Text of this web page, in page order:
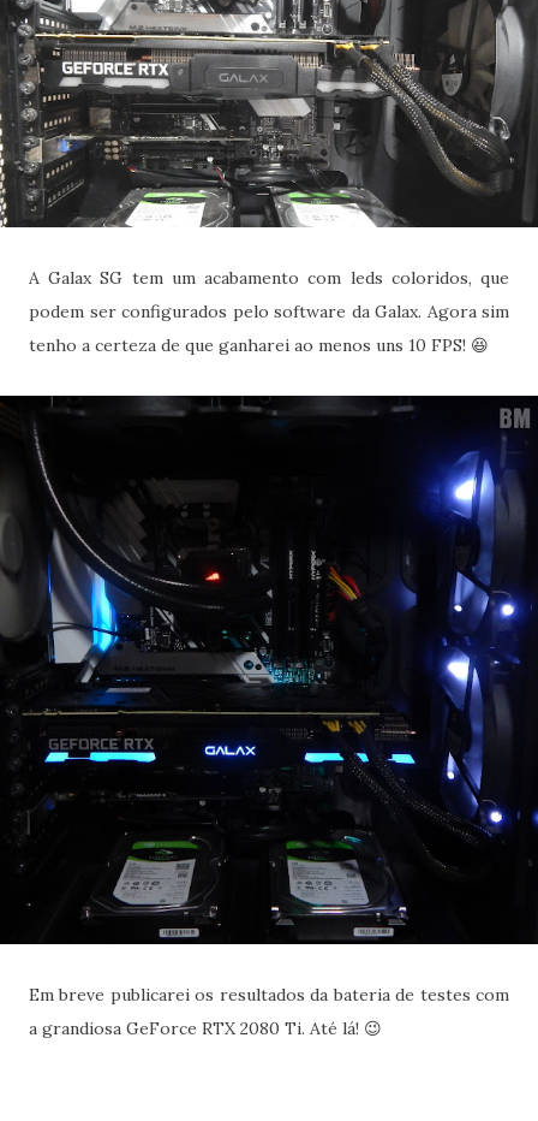
A Galax SG tem um acabamento com leds coloridos, que
podem ser configurados pelo software da Galax. Agora sim
tenho a certeza de que ganharei ao menos uns 10 FPS! 😆
Em breve publicarei os resultados da bateria de testes com
a grandiosa GeForce RTX 2080 Ti. Até lá! 😉